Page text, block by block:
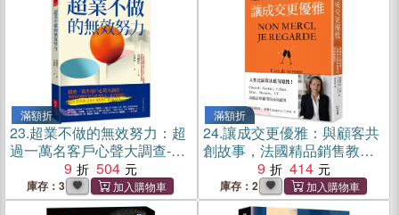
滿額折
23.超業不做的無效努力：超
過一萬名客戶心聲大調查-業
務員的哪些努力無助成交、
甚至幫倒忙。超級業務則是
如何精準打動客戶？
9 504
庫存：3
滿額折
24.讓成交更優雅：與顧客共
創故事，法國精品銷售教母
的情緒價值課
9 414
庫存：2